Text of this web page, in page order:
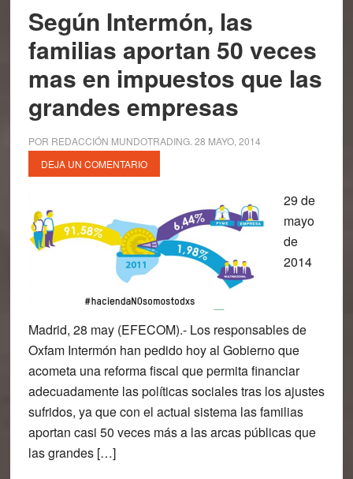
Según Intermón, las
familias aportan 50 veces
mas en impuestos que las
grandes empresas
POR REDACCIÓN MUNDOTRADING. 28 MAYO, 2014
DEJA UN COMENTARIO
29 de
mayo
de
2014
Madrid, 28 may (EFECOM).- Los responsables de
Oxfam Intermón han pedido hoy al Gobierno que
acometa una reforma fiscal que permita financiar
adecuadamente las políticas sociales tras los ajustes
sufridos, ya que con el actual sistema las familias
aportan casi 50 veces más a las arcas públicas que
las grandes […]